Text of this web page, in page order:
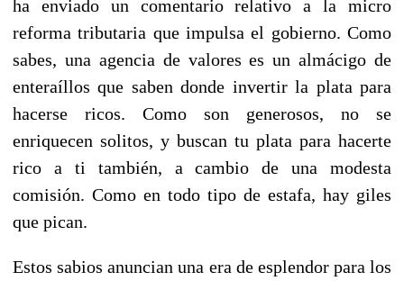
ha enviado un comentario relativo a la micro
reforma tributaria que impulsa el gobierno. Como
sabes, una agencia de valores es un almácigo de
enteraíllos que saben donde invertir la plata para
hacerse ricos. Como son generosos, no se
enriquecen solitos, y buscan tu plata para hacerte
rico a ti también, a cambio de una modesta
comisión. Como en todo tipo de estafa, hay giles
que pican.
Estos sabios anuncian una era de esplendor para los